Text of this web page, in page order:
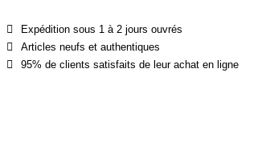
Expédition sous 1 à 2 jours ouvrés
Articles neufs et authentiques
95% de clients satisfaits de leur achat en ligne